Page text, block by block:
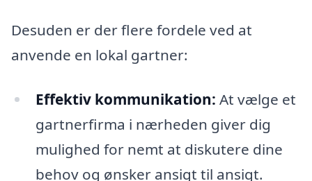
Desuden er der flere fordele ved at
anvende en lokal gartner:
Effektiv kommunikation: At vælge et
gartnerfirma i nærheden giver dig
mulighed for nemt at diskutere dine
behov og ønsker ansigt til ansigt.